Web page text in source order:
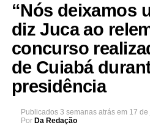
“Nós deixamos
diz Juca ao
concurso
de Cuiabá
presidência
Publicados 3 semanas atrás em 17
Por Da Redação